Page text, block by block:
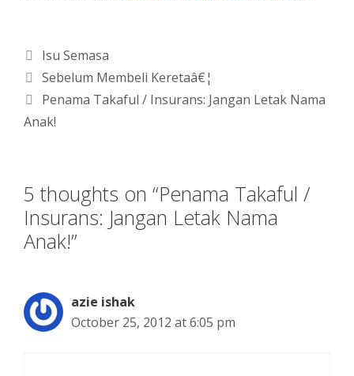
Categories
Isu Semasa
Sebelum Membeli Keretaâ€¦
Penama Takaful / Insurans: Jangan Letak Nama
Anak!
5 thoughts on “Penama Takaful /
Insurans: Jangan Letak Nama
Anak!”
azie ishak
October 25, 2012 at 6:05 pm